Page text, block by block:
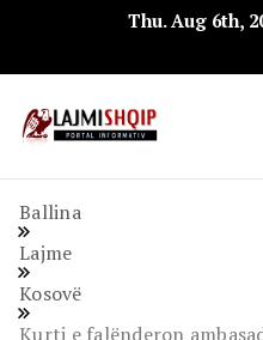
Thu. Aug 6th,
Ballina
Lajme
Kosovë
Kurti e falënderon